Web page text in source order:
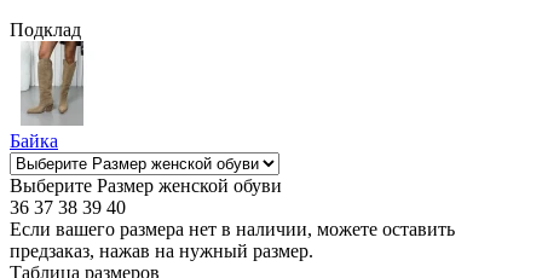
Подклад
Байка
Выберите Размер женской обуви
36 37 38 39 40
Если вашего размера нет в наличии, можете оставить
предзаказ, нажав на нужный размер.
Таблица размеров